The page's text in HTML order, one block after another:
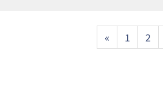
«Previous
1 2